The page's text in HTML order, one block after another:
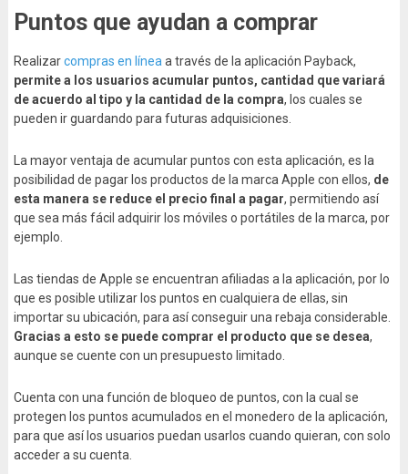
Puntos que ayudan a comprar
Realizarcompras en líneaa través de la aplicación Payback,
permite a los usuarios acumular puntos, cantidad que variará
de acuerdo al tipo y la cantidad de la compra, los cuales se
pueden ir guardando para futuras adquisiciones.
La mayor ventaja de acumular puntos con esta aplicación, es la
posibilidad de pagar los productos de la marca Apple con ellos, de
esta manera se reduce el precio final a pagar, permitiendo así
que sea más fácil adquirir los móviles o portátiles de la marca, por
ejemplo.
Las tiendas de Apple se encuentran afiliadas a la aplicación, por lo
que es posible utilizar los puntos en cualquiera de ellas, sin
importar su ubicación, para así conseguir una rebaja considerable.
Gracias a esto se puede comprar el producto que se desea,
aunque se cuente con un presupuesto limitado.
Cuenta con una función de bloqueo de puntos, con la cual se
protegen los puntos acumulados en el monedero de la aplicación,
para que así los usuarios puedan usarlos cuando quieran, con solo
acceder a su cuenta.